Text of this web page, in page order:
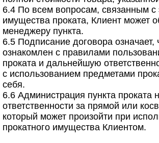
6.4 По всем вопросам, связанным с
имущества проката, Клиент может
менеджеру пункта.
6.5 Подписание договора означает,
ознакомлен с правилами
проката и дальнейшую
с использованием предметами
себя.
6.6 Администрация пункта проката
ответственности за прямой или
который может произойти при
прокатного имущества Клиентом.